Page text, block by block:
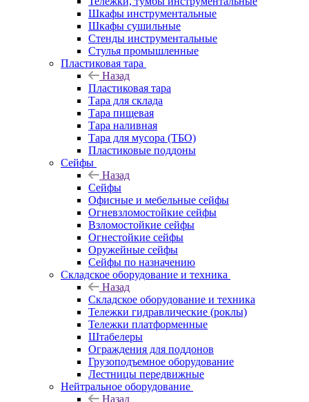
Шкафы инструментальные
Шкафы сушильные
Стенды инструментальные
Cтулья промышленные
Пластиковая тара
Назад
Пластиковая тара
Тара для склада
Тара пищевая
Тара наливная
Тара для мусора (ТБО)
Пластиковые поддоны
Сейфы
Назад
Сейфы
Офисные и мебельные сейфы
Огневзломостойкие сейфы
Взломостойкие сейфы
Огнестойкие сейфы
Оружейные сейфы
Сейфы по назначению
Складское оборудование и техника
Назад
Складское оборудование и техника
Тележки гидравлические (роклы)
Тележки платформенные
Штабелеры
Ограждения для поддонов
Грузоподъемное оборудование
Лестницы передвижные
Нейтральное оборудование
Назад